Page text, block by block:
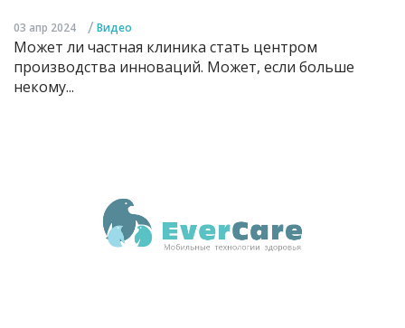
03 апр 2024 / Видео
Может ли частная клиника стать центром
производства инноваций. Может, если больше
некому...